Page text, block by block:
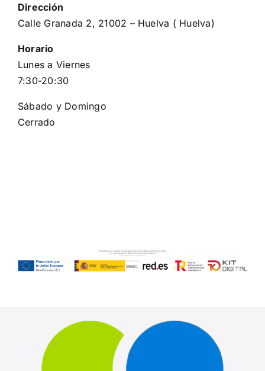
Dirección
Calle Granada 2, 21002 – Huelva ( Huelva)
Horario
Lunes a Viernes
7:30-20:30
Sábado y Domingo
Cerrado